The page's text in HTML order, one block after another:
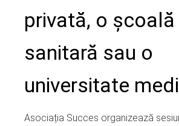
privată, o școală
sanitară sau o
universitate
Asociația Succes organizează